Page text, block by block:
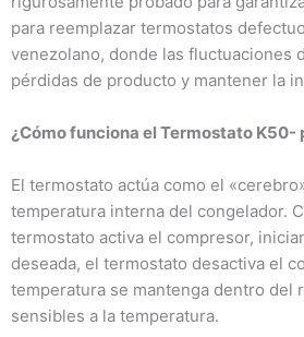
para reemplazar termostatos
venezolano, donde las fluctuaciones
pérdidas de producto y mantener la
¿Cómo funciona el Termostato K50-
El termostato actúa como el
temperatura interna del congelador.
termostato activa el compresor,
deseada, el termostato desactiva el
temperatura se mantenga dentro del
sensibles a la temperatura.